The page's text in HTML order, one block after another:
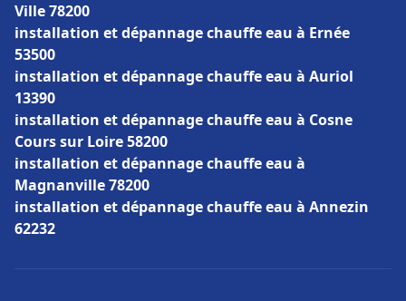
Ville 78200
installation et dépannage chauffe eau à Ernée
53500
installation et dépannage chauffe eau à Auriol
13390
installation et dépannage chauffe eau à Cosne
Cours sur Loire 58200
installation et dépannage chauffe eau à
Magnanville 78200
installation et dépannage chauffe eau à Annezin
62232